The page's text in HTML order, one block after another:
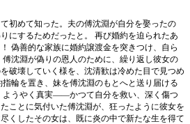
初めて知った。夫の傅沈淵が自分を娶ったの
にするためだったと。 再び婚約を迫られたあ
偽善的な家族に婚約譲渡金を突きつけ、自ら
沈淵が偽りの恩人のために、繰り返し彼女の
破壊していく様を、沈清歓は冷めた目で見つめ
輪を置き、妹を傅沈淵のもとへと送り届ける
ようやく真実――かつて自分を救い、深く傷つ
ことに気付いた傅沈淵が、狂ったように彼女を
くしたその女は、既に炎の中で新たな生を得て